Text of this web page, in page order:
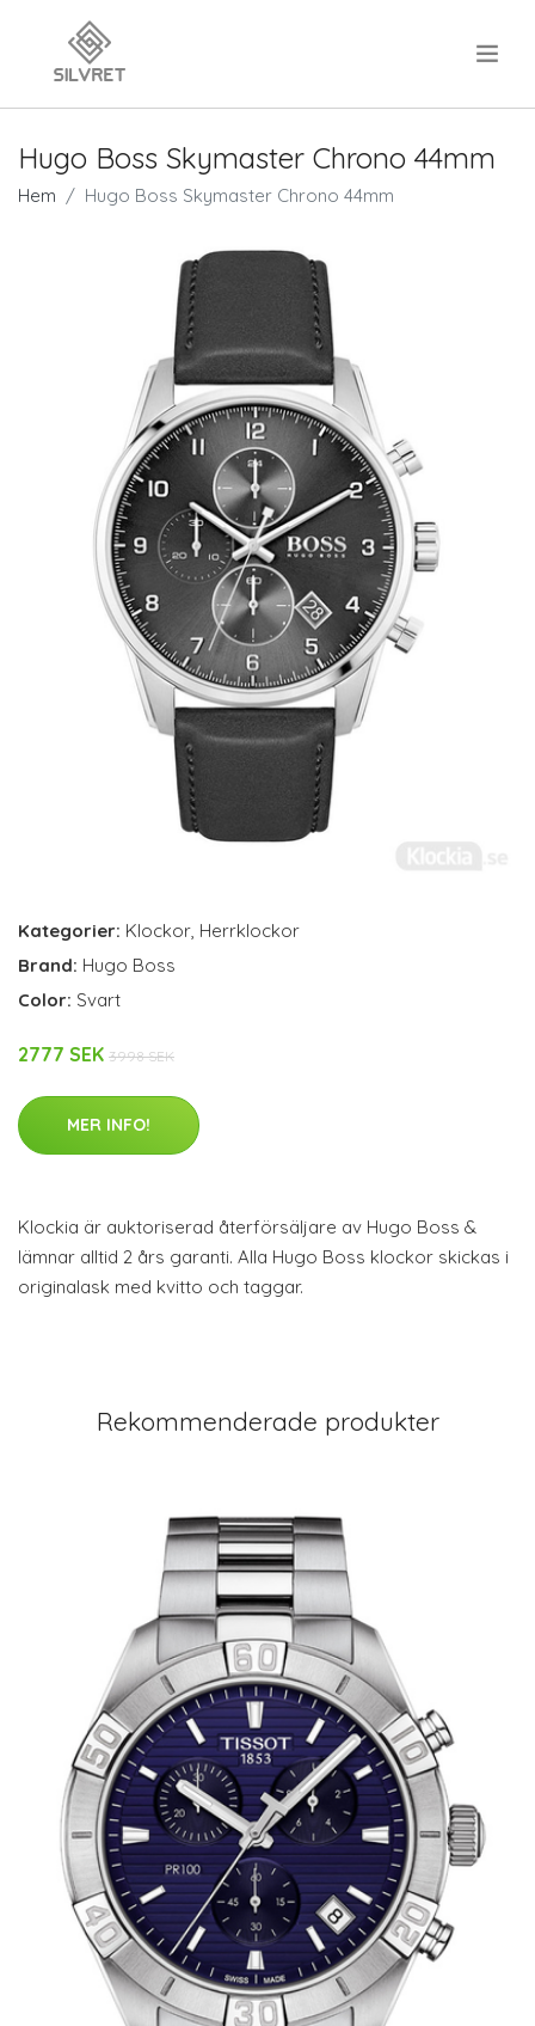
Hugo Boss Skymaster Chrono 44mm
Hem Hugo Boss Skymaster Chrono 44mm
Kategorier: Klockor, Herrklockor
Brand: Hugo Boss
Color: Svart
2777 SEK 3998 SEK
MER INFO!
Klockia är auktoriserad återförsäljare av Hugo Boss &
lämnar alltid 2 års garanti. Alla Hugo Boss klockor skickas i
originalask med kvitto och taggar.
Rekommenderade produkter